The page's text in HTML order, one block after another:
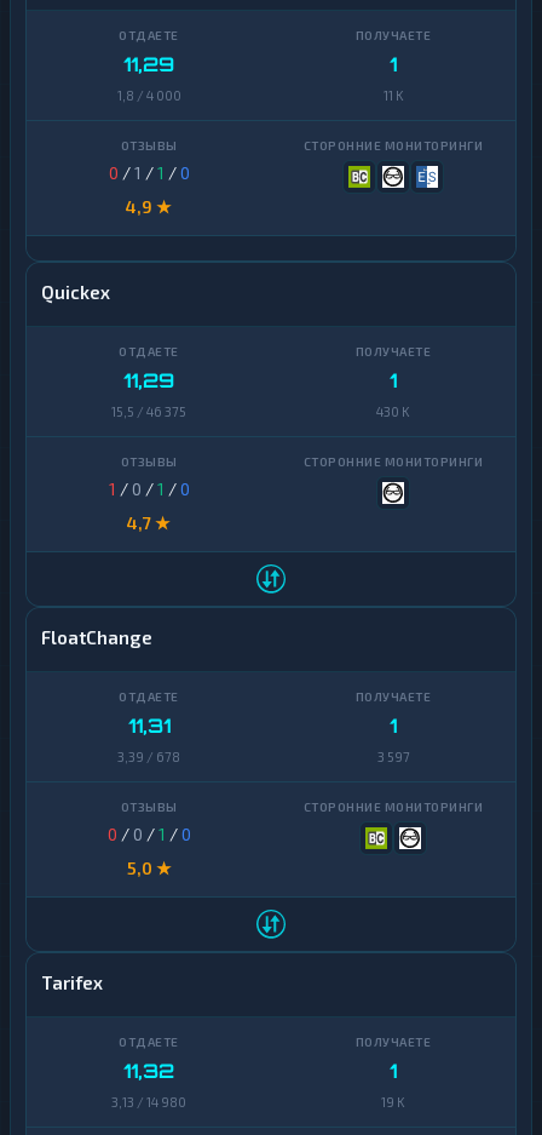
11,29
1,8 / 4 000
1
11 K
0 /1 /1 /0
4,9 ★
Quickex
11,29
15,5 / 46 375
1
430 K
1 / 0 /1 /0
4,7 ★
FloatChange
11,31
3,39 / 678
1
3 597
0 / 0 /1 /0
5,0 ★
Tarifex
11,32
3,13 / 14 980
1
19 K